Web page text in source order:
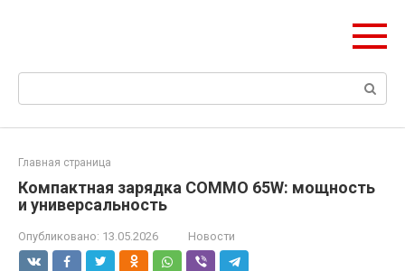
Поиск:
Главная страница
Компактная зарядка COMMO 65W: мощность
и универсальность
Опубликовано: 13.05.2026 Новости